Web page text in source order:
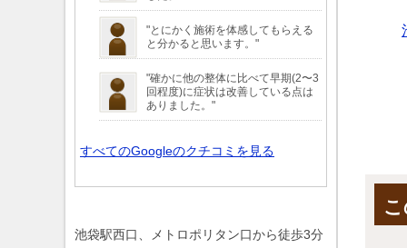
"とにかく 施術を体感してもらえる
と分かると思います。"
"確かに他の整体に比べて早期(2〜3
回程度)に症状は改善している点は
ありました。"
すべてのGoogleのクチコミを見る
池袋駅西口、メトロポリタン口から徒歩3分